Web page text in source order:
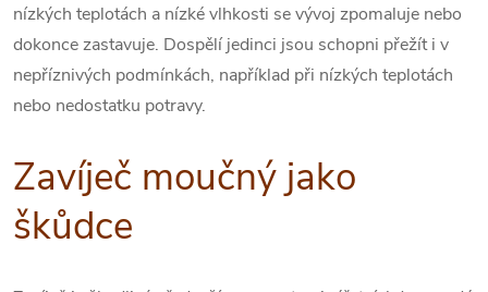
nízkých teplotách a nízké vlhkosti se vývoj zpomaluje nebo
dokonce zastavuje. Dospělí jedinci jsou schopni přežít i v
nepříznivých podmínkách, například při nízkých teplotách
nebo nedostatku potravy.
Zavíječ moučný jako
škůdce